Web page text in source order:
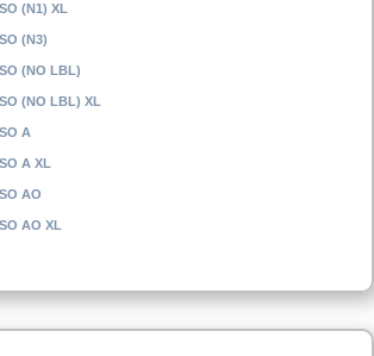
(N1) XL
(N3)
(NO LBL)
(NO LBL) XL
A
A XL
AO
AO XL